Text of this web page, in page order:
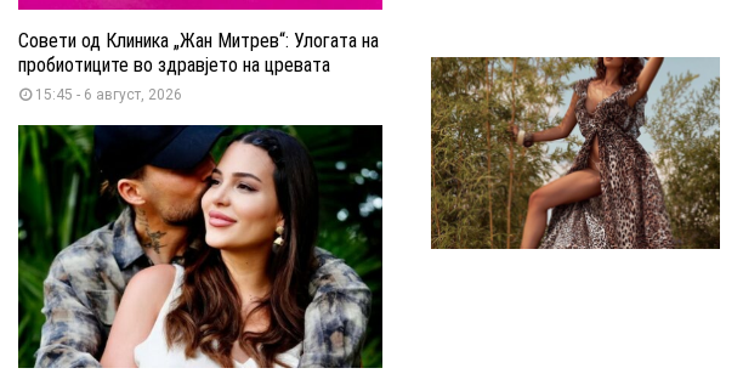
Совети од Клиника „Жан Митрев“: Улогата на
пробиотиците во здравјето на цревата
15:45 - 6 август, 2026